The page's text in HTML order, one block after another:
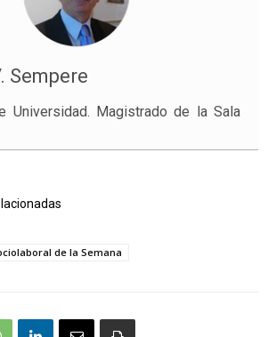
Sempere
Universidad. Magistrado de la Sala
de la Semana